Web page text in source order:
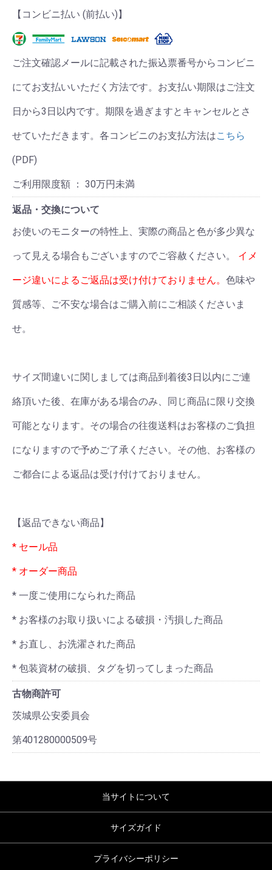
【コンビニ払い (前払い)】
ご注文確認メールに記載された振込票番号からコンビニ
にてお支払いいただく方法です。お支払い期限はご注文
日から3日以内です。期限を過ぎますとキャンセルとさ
せていただきます。各コンビニのお支払方法はこちら
(PDF)
ご利用限度額 ： 30万円未満
返品・交換について
お使いのモニターの特性上、実際の商品と色が多少異な
って見える場合もございますのでご容赦ください。 イメ
ージ違いによるご返品は受け付けておりません。 色味や
質感等、ご不安な場合はご購入前にご相談くださいま
せ。
サイズ間違いに関しましては商品到着後3日以内にご連
絡頂いた後、在庫がある場合のみ、同じ商品に限り交換
可能となります。その場合の往復送料はお客様のご負担
になりますので予めご了承ください。その他、お客様の
ご都合による返品は受け付けておりません。
【返品できない商品】
* セール品
* オーダー商品
* 一度ご使用になられた商品
* お客様のお取り扱いによる破損・汚損した商品
* お直し、お洗濯された商品
* 包装資材の破損、タグを切ってしまった商品
古物商許可
茨城県公安委員会
第401280000509号
当サイトについて
サイズガイド
プライバシーポリシー